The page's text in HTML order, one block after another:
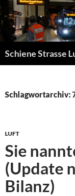
Zum
Inhalt
springen
Schiene Strasse
Schlagwortarchiv:
LUFT
Sie
(Update
Bilanz)